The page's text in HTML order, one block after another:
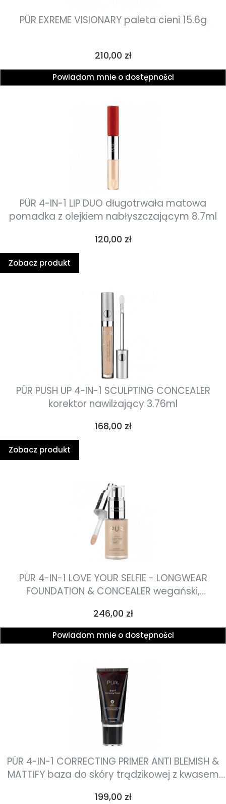
PÜR EXREME VISIONARY paleta cieni 15.6g
Cena
210,00 zł
Powiadom mnie o dostępności
PÜR 4-IN-1 LIP DUO długotrwała matowa
pomadka z olejkiem nabłyszczającym 8.7ml
Cena
120,00 zł
Zobacz produkt
PÜR PUSH UP 4-IN-1 SCULPTING CONCEALER
korektor nawilżający 3.76ml
Cena
168,00 zł
Zobacz produkt
PÜR 4-IN-1 LOVE YOUR SELFIE - LONGWEAR
FOUNDATION & CONCEALER wegański,
twarzy 4 w 1 30ml
Cena
246,00 zł
Powiadom mnie o dostępności
PÜR 4-IN-1 CORRECTING PRIMER ANTI BLEMISH &
MATTIFY baza do skóry trądzikowej z kwasem
Cena
199,00 zł